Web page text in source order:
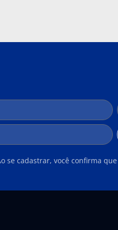
se cadastrar, você confirma